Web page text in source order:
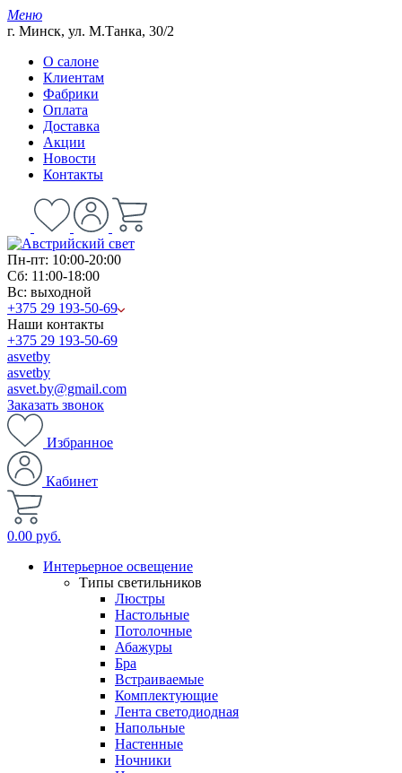
Меню
г. Минск, ул. М.Танка, 30/2
О салоне
Клиентам
Фабрики
Оплата
Доставка
Акции
Новости
Контакты
Пн-пт: 10:00-20:00
Сб: 11:00-18:00
Вс: выходной
+375 29 193-50-69
Наши контакты
+375 29 193-50-69
asvetby
asvetby
asvet.by@gmail.com
Заказать звонок
Избранное
Кабинет
0.00 руб.
Интерьерное освещение
Типы светильников
Люстры
Настольные
Потолочные
Абажуры
Бра
Встраиваемые
Комплектующие
Лента светодиодная
Напольные
Настенные
Ночники